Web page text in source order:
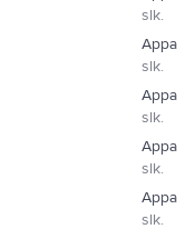
slk.
slk.
slk.
slk.
slk.